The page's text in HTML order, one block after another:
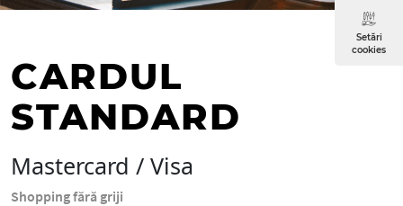
Setări
cookies
CARDUL
STANDARD
Mastercard / Visa
Shopping fără griji